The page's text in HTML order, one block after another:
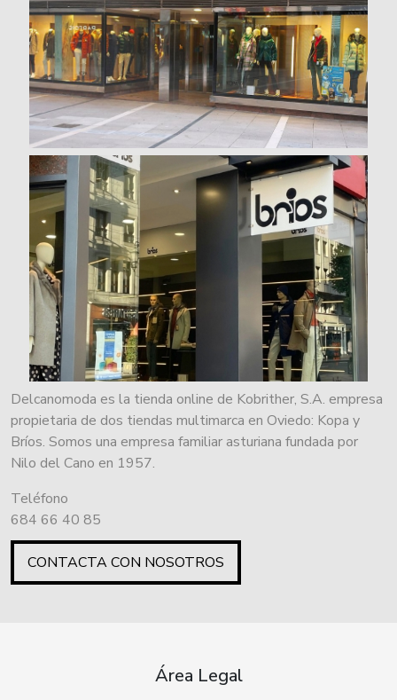
Delcanomoda es la tienda online de Kobrither, S.A. empresa
propietaria de dos tiendas multimarca en Oviedo: Kopa y
Bríos. Somos una empresa familiar asturiana fundada por
Nilo del Cano en 1957.
Teléfono
684 66 40 85
CONTACTA CON NOSOTROS
Área Legal